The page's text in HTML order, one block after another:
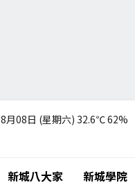
8月08日 (星期六) 32.6℃62%
新城八大家 新城學院